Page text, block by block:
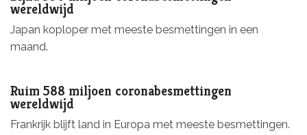
wereldwijd
Japan koploper met meeste besmettingen in een
maand.
Ruim 588 miljoen coronabesmettingen
wereldwijd
Frankrijk blijft land in Europa met meeste besmettingen.